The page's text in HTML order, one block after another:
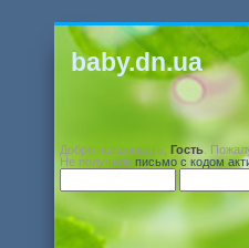
baby.dn.ua
Добро пожаловать, Гость .
Не получили письмо с кодом